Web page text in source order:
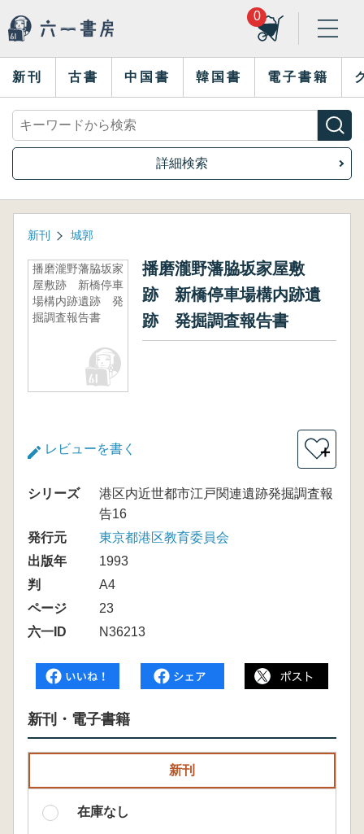
0
新刊 古書 中国書 韓国書 電子書籍
詳細検索
新刊 城郭
播磨瀧野藩脇坂家
屋敷跡 新橋停車
場構内跡遺跡 発
掘調査報告書
播磨瀧野藩脇坂家屋敷
跡 新橋停車場構内跡遺
跡 発掘調査報告書
レビューを書く ＋
シリーズ
港区内近世都市江戸関連遺跡発掘調査報
告16
発行元
東京都港区教育委員会
出版年
1993
判
A4
ページ
23
六一ID
N36213
新刊・電子書籍
新刊
在庫なし